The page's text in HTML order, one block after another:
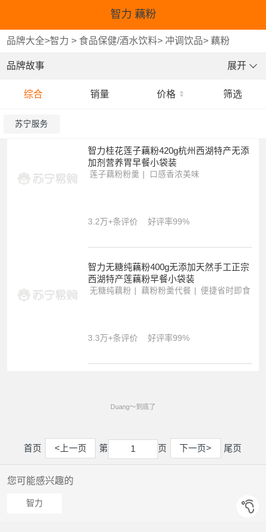
智力 藕粉
品牌大全>智力 > 食品保健/酒水饮料> 冲调饮品>藕粉
品牌故事 展开
综合 销量 价格 筛选
苏宁服务
智力桂花莲子藕粉420g杭州西湖特产无添
加剂营养胃早餐小袋装
莲子藕粉粉羹
口感香浓美味
3.2万+条评价 好评率99%
智力无糖纯藕粉400g无添加天然手工正宗
西湖特产莲藕粉早餐小袋装
无糖纯藕粉 藕粉粉羹代餐 便捷省时即食
3.3万+条评价 好评率99%
Duang～到底了
首页 <上一页 第
1
1
页 下一页> 尾页
您可能感兴趣的
智力